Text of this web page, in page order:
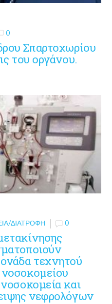
0
Σπαρτοχωρίου
του οργάνου.
ΔΙΑΤΡΟΦΉ 0
τεχνητού
και
νεφρολόγων